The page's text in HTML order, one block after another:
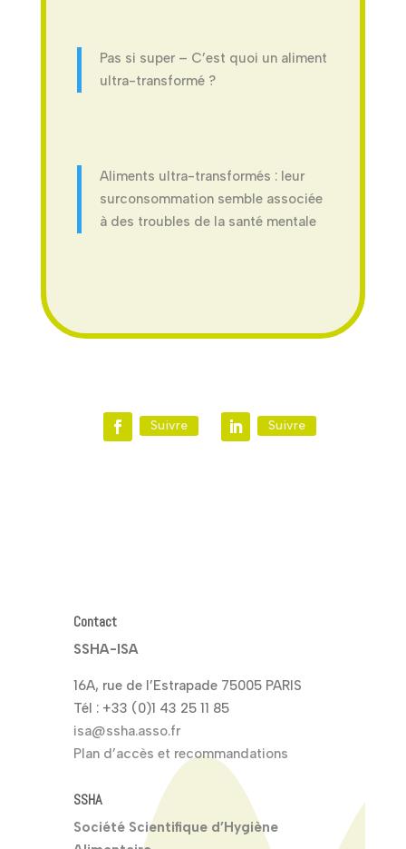
Pas si super – C’est quoi un aliment
ultra-transformé ?
Aliments ultra-transformés : leur
surconsommation semble associée
à des troubles de la santé mentale
Suivre Suivre
Contact
SSHA-ISA
16A, rue de l’Estrapade 75005 PARIS
Tél : +33 (0)1 43 25 11 85
isa@ssha.asso.fr
Plan d’accès et recommandations
SSHA
Société Scientifique d’Hygiène